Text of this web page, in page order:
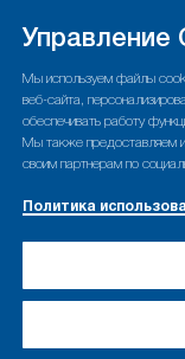
Главная
Управление
Мы используем файлы
веб-сайта,
обеспечивать работу
Мы также предоставляем
своим партнерам по
Политика
Правовые
©